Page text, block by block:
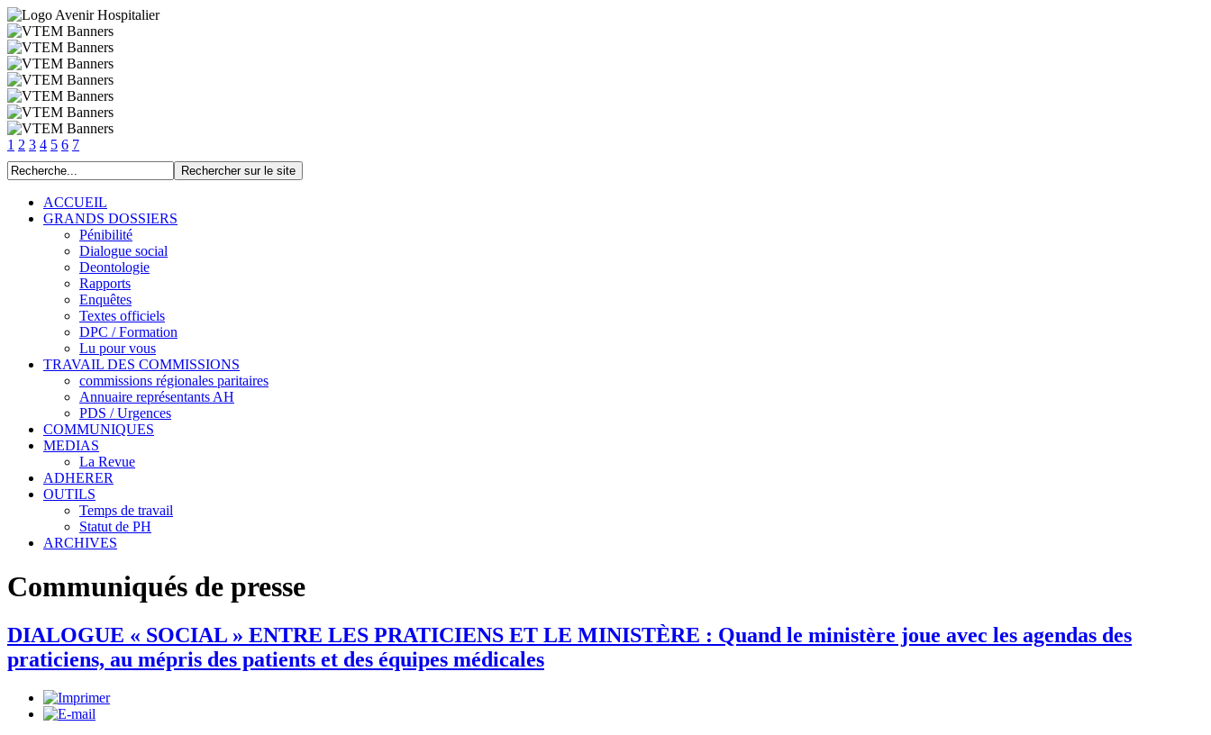
1 2 3 4 5 6 7
ACCUEIL
GRANDS DOSSIERS
Pénibilité
Dialogue social
Deontologie
Rapports
Enquêtes
Textes officiels
DPC / Formation
Lu pour vous
TRAVAIL DES COMMISSIONS
commissions régionales paritaires
Annuaire représentants AH
PDS / Urgences
COMMUNIQUES
MEDIAS
La Revue
ADHERER
OUTILS
Temps de travail
Statut de PH
ARCHIVES
Communiqués de presse
DIALOGUE « SOCIAL » ENTRE LES PRATICIENS ET LE MINISTÈRE : Quand le ministère joue avec les agendas des
praticiens, au mépris des patients et des équipes médicales